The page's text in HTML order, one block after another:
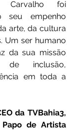
seu empenho
arte, da cultura
Um ser humano
da sua missão
de inclusão,
em toda a
da TVBahia3,
de Artista